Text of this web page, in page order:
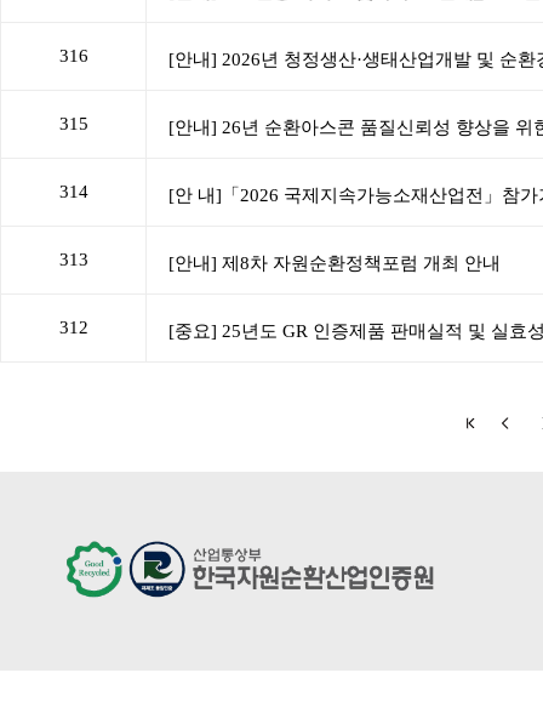
316
315
314
313
312